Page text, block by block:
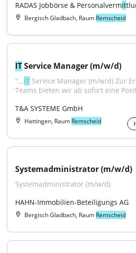
RADAS Jobbörse & Personalvermit
Bergisch Gladbach, Raum Remscheid
IT Service Manager (m/w/d)
"...IT Service Manager (m/w/d) Zur
Teams bieten wir ab sofort eine
T&A SYSTEME GmbH
Hattingen, Raum Remscheid
Systemadministrator (m/w/d)
Systemadministrator (m/w/d)
HAHN-Immobilien-Beteiligungs AG
Bergisch Gladbach, Raum Remscheid